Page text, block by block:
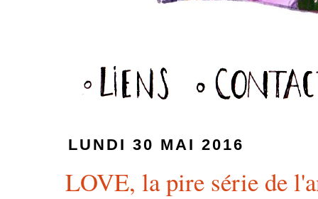
LUNDI 30 MAI 2016
LOVE, la pire série de